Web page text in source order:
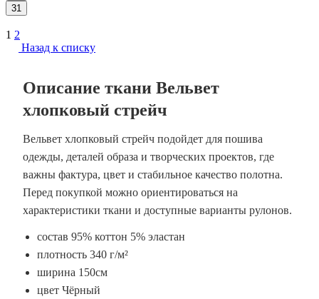
31
1 2
Назад к списку
Описание ткани Вельвет
хлопковый стрейч
Вельвет хлопковый стрейч подойдет для пошива
одежды, деталей образа и творческих проектов, где
важны фактура, цвет и стабильное качество полотна.
Перед покупкой можно ориентироваться на
характеристики ткани и доступные варианты рулонов.
состав 95% коттон 5% эластан
плотность 340 г/м²
ширина 150см
цвет Чёрный